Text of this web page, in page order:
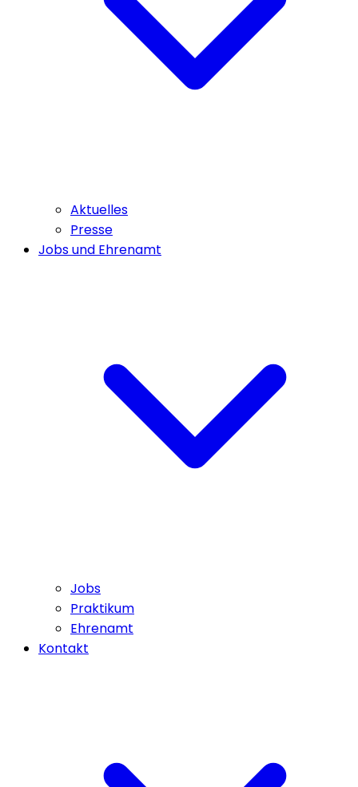
Aktuelles
Presse
Jobs und Ehrenamt
Jobs
Praktikum
Ehrenamt
Kontakt